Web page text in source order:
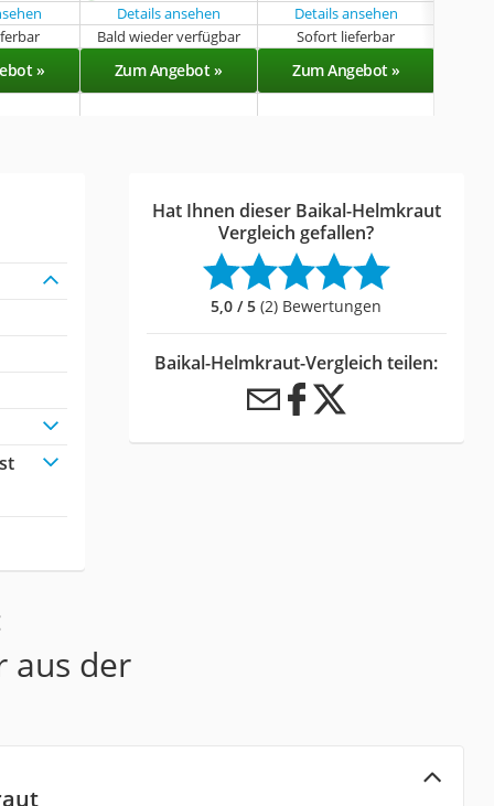
Details ansehen
Details ansehen
Bald wieder verfügbar Sofort lieferbar
» Zum Angebot » Zum Angebot »
Hat Ihnen dieser Baikal-Helmkraut
Vergleich gefallen?
5,0 / 5 (2) Bewertungen
Baikal-Helmkraut-Vergleich teilen:
aus der